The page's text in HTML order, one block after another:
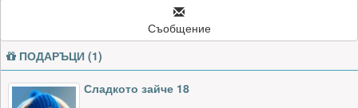
Съобщение
ПОДАРЪЦИ (1)
Сладкото зайче 18